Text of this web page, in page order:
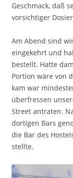
Geschmack, daß
vorsichtiger
Am Abend sind
eingekehrt und
bestellt. Hatte
Portion wäre von
kam war
überfressen
Street antraten.
dortigen Bars
die Bar des
stellte.